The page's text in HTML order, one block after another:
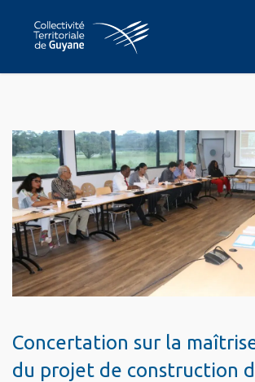
Concertation sur la
du projet de construction